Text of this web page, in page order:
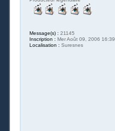
Message(s) : 21145
Inscription : Mer Août 09, 2006 16:39
Localisation : Suresnes